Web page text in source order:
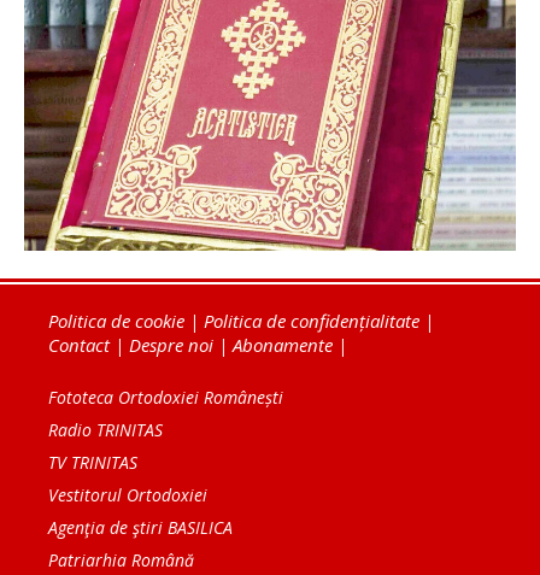
Politica de cookie | Politica de confidențialitate |
Contact| Despre noi |Abonamente |
Fototeca Ortodoxiei Românești
Radio TRINITAS
TV TRINITAS
Vestitorul Ortodoxiei
Agenţia de ştiri BASILICA
Patriarhia Română